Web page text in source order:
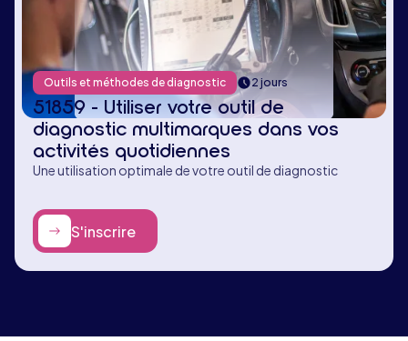
Outils et méthodes de diagnostic 2 jours
51859 - Utiliser votre outil de
diagnostic multimarques dans vos
activités quotidiennes
Une utilisation optimale de votre outil de diagnostic
S'inscrire